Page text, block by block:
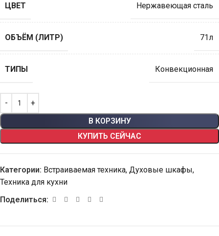
ЦВЕТ Нержавеющая сталь
ОБЪЁМ (ЛИТР) 71л
ТИПЫ Конвекционная
В КОРЗИНУ
КУПИТЬ СЕЙЧАС
Категории: Встраиваемая техника, Духовые шкафы,
Техника для кухни
Поделиться: